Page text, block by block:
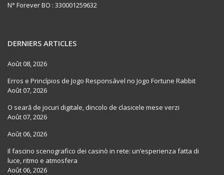
N° Forever BO : 330001259632
DERNIERS ARTICLES
Août 08, 2026
Erros e Princípios de Jogo Responsável no Jogo Fortune Rabbit
Août 07, 2026
O seară de jocuri digitale, dincolo de clasicele mese verzi
Août 07, 2026
Août 06, 2026
Il fascino scenografico dei casinò in rete: un’esperienza fatta di
luce, ritmo e atmosfera
Août 06, 2026